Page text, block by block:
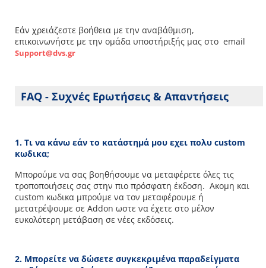
Εάν χρειάζεστε βοήθεια με την αναβάθμιση,
επικοινωνήστε με την ομάδα υποστήριξής μας στο email
Support@dvs.gr
FAQ - Συχνές Ερωτήσεις & Απαντήσεις
1. Τι να κάνω εάν το κατάστημά μου εχει πολυ custom
κωδικα;
Μπoρούμε να σας βοηθήσουμε να μεταφέρετε όλες τις
τροποποιήσεις σας στην πιο πρόσφατη έκδοση. Ακομη και
custom κωδικα μπρούμε να τον μεταφέρουμε ή
μετατρέψουμε σε Addon ωστε να έχετε στο μέλον
ευκολότερη μετάβαση σε νέες εκδόσεις.
2. Μπορείτε να δώσετε συγκεκριμένα παραδείγματα